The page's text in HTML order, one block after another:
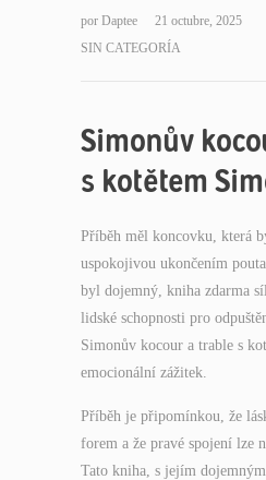
por Daptee
21 octubre, 2025
SIN CATEGORÍA
Simonův
s kotětem
Příběh měl koncovku, která
uspokojivou ukončením
byl dojemný, kniha zdarma
lidské schopnosti pro
Simonův kocour a trable s
emocionální zážitek.
Příběh je připomínkou, že
forem a že pravé spojení lze
Tato kniha, s jejím